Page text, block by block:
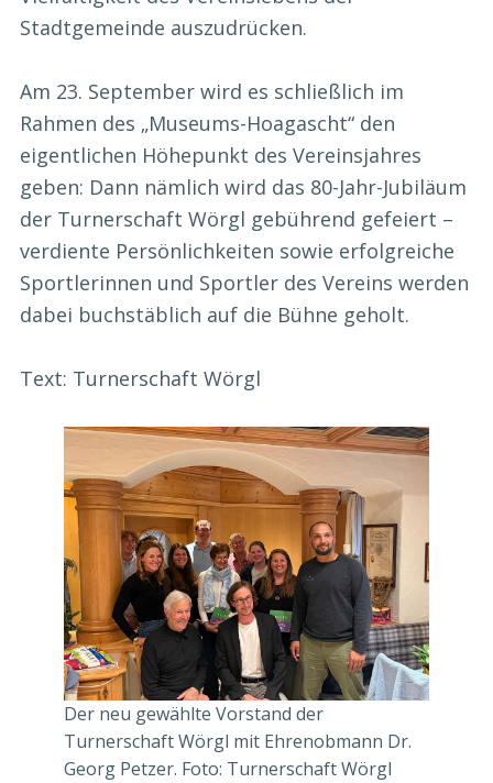
Stadtgemeinde auszudrücken.
Am 23. September wird es schließlich im
Rahmen des „Museums-Hoagascht“ den
eigentlichen Höhepunkt des Vereinsjahres
geben: Dann nämlich wird das 80-Jahr-Jubiläum
der Turnerschaft Wörgl gebührend gefeiert –
verdiente Persönlichkeiten sowie erfolgreiche
Sportlerinnen und Sportler des Vereins werden
dabei buchstäblich auf die Bühne geholt.
Text: Turnerschaft Wörgl
Der neu gewählte Vorstand der
Turnerschaft Wörgl mit Ehrenobmann Dr.
Georg Petzer. Foto: Turnerschaft Wörgl